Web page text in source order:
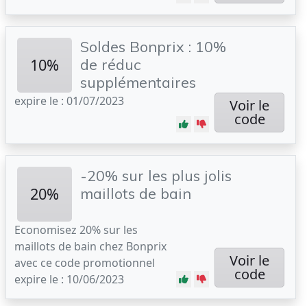
10%
Soldes Bonprix : 10%
de réduc
supplémentaires
expire le : 01/07/2023 Voir le
code
20%
-20% sur les plus jolis
maillots de bain
Economisez 20% sur les
maillots de bain chez Bonprix
avec ce code promotionnel
expire le : 10/06/2023
Voir le
code